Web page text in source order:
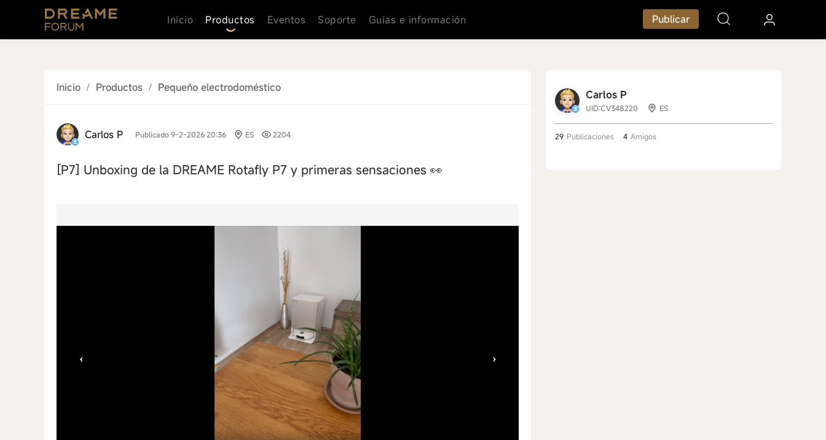
Inicio Productos Eventos Soporte Guías e información Publicar
Inicio / Productos / Pequeño electrodoméstico
Carlos P Publicado 9-2-2026 20:36 ES 2204
[P7] Unboxing de la DREAME Rotafly P7 y primeras sensaciones 👀
‹ ›
Carlos P
UID:CV348220 ES
29 Publicaciones 4 Amigos